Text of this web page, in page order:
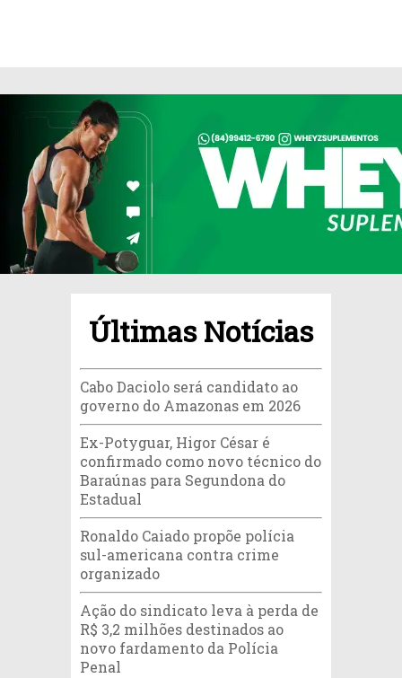
Últimas Notícias
Cabo Daciolo será candidato ao
governo do Amazonas em 2026
Ex-Potyguar, Higor César é
confirmado como novo técnico do
Baraúnas para Segundona do
Estadual
Ronaldo Caiado propõe polícia
sul-americana contra crime
organizado
Ação do sindicato leva à perda de
R$ 3,2 milhões destinados ao
novo fardamento da Polícia
Penal